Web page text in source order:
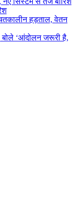
हड़ताल, वेतन
बोले ‘आंदोलन जरूरी है,